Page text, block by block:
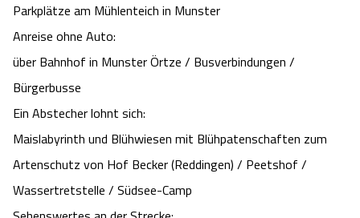
Veranstaltungen
Unterkünfte
Ausflugsziele
Parkplätze am Mühlenteich in Munster
Anreise ohne Auto:
über Bahnhof in Munster Örtze / Busverbindungen /
Bürgerbusse
Ein Abstecher lohnt sich:
Maislabyrinth und Blühwiesen mit Blühpatenschaften zum
Artenschutz von Hof Becker (Reddingen) / Peetshof /
Wassertretstelle / Südsee-Camp